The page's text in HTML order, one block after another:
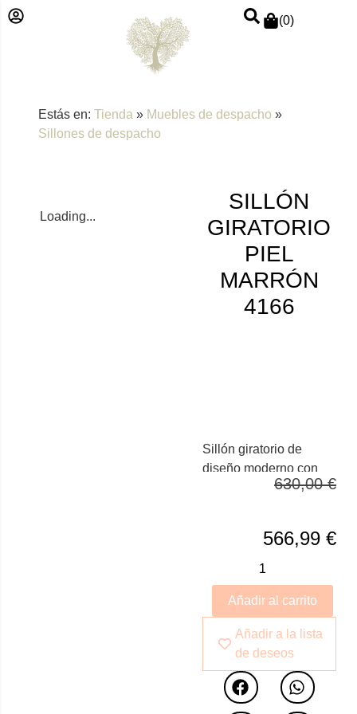
(0)
Estás en: Tienda » Muebles de despacho »
Sillones de despacho
Loading...
SILLÓN
GIRATORIO
PIEL
MARRÓN
4166
Sillón giratorio de
diseño moderno con
asiento y respaldo
marrón oscuro. Cuenta
con reposabrazos, lo
que le confiere una
mayor comodidad.
Gracias a sus patas
fabricadas en acero
inoxidable oscurecido
se convertirá en un
imprescindible para su
630,00€
566,99 €
Añadir al carrito
Añadir a la lista
de deseos